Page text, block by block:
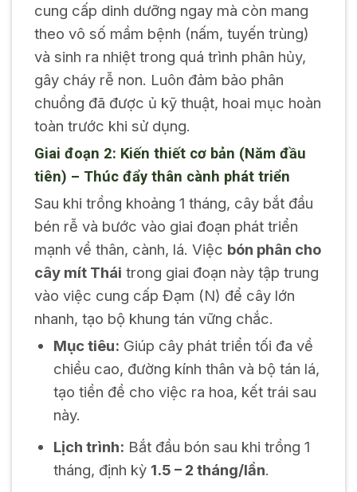
cung cấp dinh dưỡng ngay mà còn mang
theo vô số mầm bệnh (nấm, tuyến trùng)
và sinh ra nhiệt trong quá trình phân hủy,
gây cháy rễ non. Luôn đảm bảo phân
chuồng đã được ủ kỹ thuật, hoai mục hoàn
toàn trước khi sử dụng.
Giai đoạn 2: Kiến thiết cơ bản (Năm đầu
tiên) – Thúc đẩy thân cành phát triển
Sau khi trồng khoảng 1 tháng, cây bắt đầu
bén rễ và bước vào giai đoạn phát triển
mạnh về thân, cành, lá. Việc bón phân cho
cây mít Thái trong giai đoạn này tập trung
vào việc cung cấp Đạm (N) để cây lớn
nhanh, tạo bộ khung tán vững chắc.
Mục tiêu: Giúp cây phát triển tối đa về
chiều cao, đường kính thân và bộ tán lá,
tạo tiền đề cho việc ra hoa, kết trái sau
này.
Lịch trình: Bắt đầu bón sau khi trồng 1
tháng, định kỳ 1.5 – 2 tháng/lần.